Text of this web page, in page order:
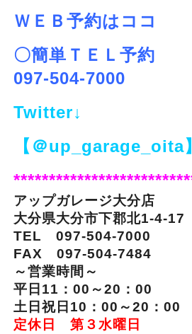
ＷＥＢ予約はココ
〇簡単ＴＥＬ予約
097-504-7000
Twitter↓
【＠up_garage_oita】
アップガレージ大分店
大分県大分市下郡北1-4-17
TEL 097-504-7000
FAX 097-504-7484
～営業時間～
平日11：00～20：00
土日祝日10：00～20：00
定休日 第３水曜日